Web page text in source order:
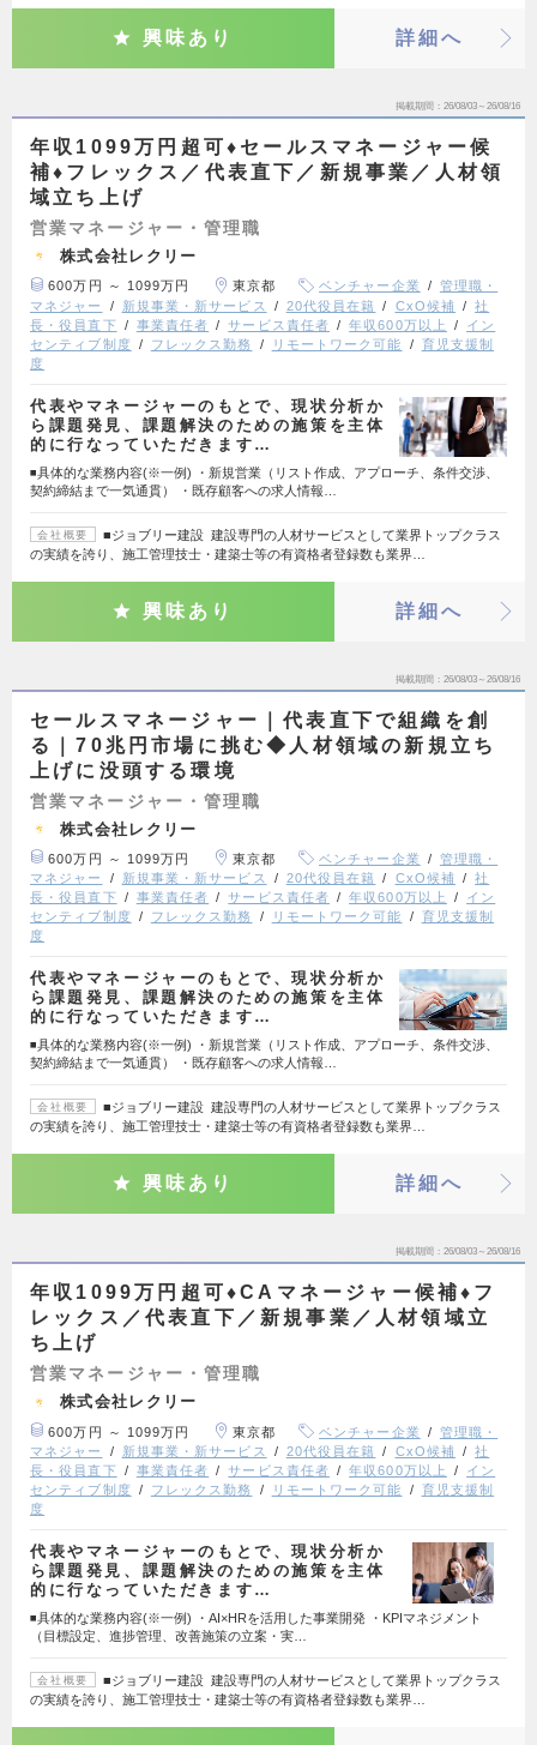
興味あり 詳細へ
掲載期間 26/08/03～26/08/16
年収1099万円超可♦セールスマネージャー候
補♦フレックス／代表直下／新規事業／人材領
域立ち上げ
営業マネージャー・管理職
株式会社レクリー
600万円 ～ 1099万円 東京都 ベンチャー企業
管理職・
マネジャー
新規事業・新サービス 20代役員在籍 CxO候補
社
長・役員直下
事業責任者 サービス責任者 年収600万以上
イン
センティブ制度
フレックス勤務 リモートワーク可能
育児支援制
度
代表やマネージャーのもとで、現状分析か
ら課題発見、課題解決のための施策を主体
的に行なっていただきます…
◾️具体的な業務内容(※一例) ・新規営業（リスト作成、アプローチ、条件交渉、
契約締結まで一気通貫） ・既存顧客への求人情報…
会社概要
■ジョブリー建設 建設専門の人材サービスとして業界トップクラス
の実績を誇り、施工管理技士・建築士等の有資格者登録数も業界…
興味あり 詳細へ
掲載期間 26/08/03～26/08/16
セールスマネージャー｜代表直下で組織を創
る｜70兆円市場に挑む◆人材領域の新規立ち
上げに没頭する環境
営業マネージャー・管理職
株式会社レクリー
600万円 ～ 1099万円 東京都 ベンチャー企業
管理職・
マネジャー
新規事業・新サービス 20代役員在籍 CxO候補
社
長・役員直下
事業責任者 サービス責任者 年収600万以上
イン
センティブ制度
フレックス勤務 リモートワーク可能
育児支援制
度
代表やマネージャーのもとで、現状分析か
ら課題発見、課題解決のための施策を主体
的に行なっていただきます…
◾️具体的な業務内容(※一例) ・新規営業（リスト作成、アプローチ、条件交渉、
契約締結まで一気通貫） ・既存顧客への求人情報…
会社概要
■ジョブリー建設 建設専門の人材サービスとして業界トップクラス
の実績を誇り、施工管理技士・建築士等の有資格者登録数も業界…
興味あり 詳細へ
掲載期間 26/08/03～26/08/16
年収1099万円超可♦CAマネージャー候補♦フ
レックス／代表直下／新規事業／人材領域立
ち上げ
営業マネージャー・管理職
株式会社レクリー
600万円 ～ 1099万円 東京都 ベンチャー企業
管理職・
マネジャー
新規事業・新サービス 20代役員在籍 CxO候補
社
長・役員直下
事業責任者 サービス責任者 年収600万以上
イン
センティブ制度
フレックス勤務 リモートワーク可能
育児支援制
度
代表やマネージャーのもとで、現状分析か
ら課題発見、課題解決のための施策を主体
的に行なっていただきます…
◾️具体的な業務内容(※一例) ・AI×HRを活用した事業開発 ・KPIマネジメント
（目標設定、進捗管理、改善施策の立案・実…
会社概要
■ジョブリー建設 建設専門の人材サービスとして業界トップクラス
の実績を誇り、施工管理技士・建築士等の有資格者登録数も業界…